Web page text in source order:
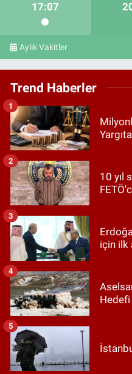
17:07
Aylık Vakitler
Trend Haberler
1
10 yıl
2
için ilk
3
4
5